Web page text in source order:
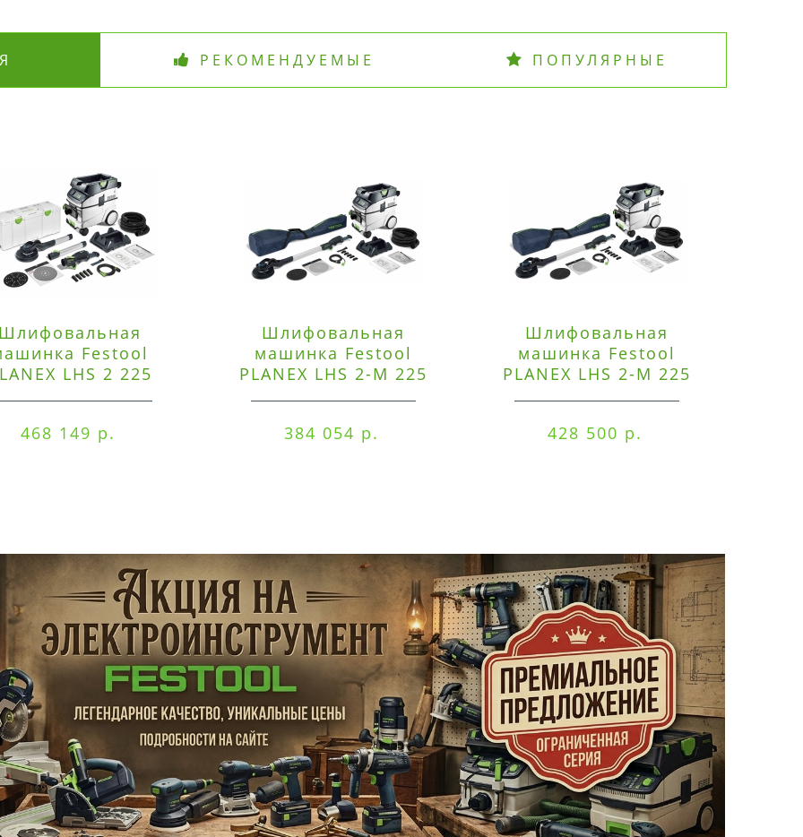
РЕКОМЕНДУЕМЫЕ ПОПУЛЯРНЫЕ
Festool
LHS 2 225
468 149 р.
Шлифовальная
машинка Festool
PLANEX LHS 2-M 225
384 054 р.
Шлифовальная
машинка Festool
PLANEX LHS 2-M 225
428 500 р.